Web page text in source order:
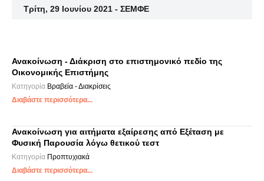
Τρίτη, 29 Ιουνίου 2021 - ΣΕΜΦΕ
Ανακοίνωση - Διάκριση στο επιστημονικό πεδίο της
Οικονομικής Επιστήμης
Κατηγορία Βραβεία - Διακρίσεις
Διαβάστε περισσότερα...
Ανακοίνωση για αιτήματα εξαίρεσης από Εξέταση με
Φυσική Παρουσία λόγω θετικού τεστ
Κατηγορία Προπτυχιακά
Διαβάστε περισσότερα...